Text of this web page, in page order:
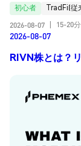
初心者
TradFi(従
2026-08-07
15-20分
2026-08-07
RIVN株とは？